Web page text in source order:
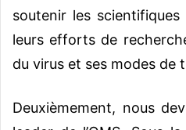
soutenir les
leurs efforts de
du virus et ses modes de
Deuxièmement, nous